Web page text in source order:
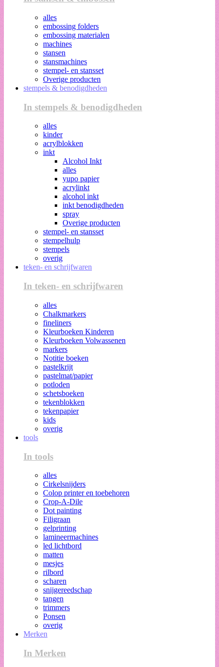
alles
embossing folders
embossing materialen
machines
stansen
stansmachines
stempel- en stansset
Overige producten
stempels & benodigdheden
In stempels & benodigdheden
alles
kinder
acrylblokken
inkt
Alcohol Inkt
alles
yupo papier
acrylinkt
alcohol inkt
inkt benodigdheden
spray
Overige producten
stempel- en stansset
stempelhulp
stempels
overig
teken- en schrijfwaren
In teken- en schrijfwaren
alles
Chalkmarkers
fineliners
Kleurboeken Kinderen
Kleurboeken Volwassenen
markers
Notitie boeken
pastelkrijt
pastelmat/papier
potloden
schetsboeken
tekenblokken
tekenpapier
kids
overig
tools
In tools
alles
Cirkelsnijders
Colop printer en toebehoren
Crop-A-Dile
Dot painting
Filigraan
gelprinting
lamineermachines
led lichtbord
matten
mesjes
rilbord
scharen
snijgereedschap
tangen
trimmers
Ponsen
overig
Merken
In Merken